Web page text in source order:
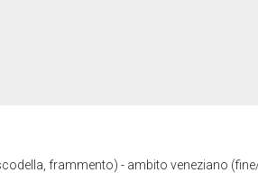
frammento) - ambito veneziano